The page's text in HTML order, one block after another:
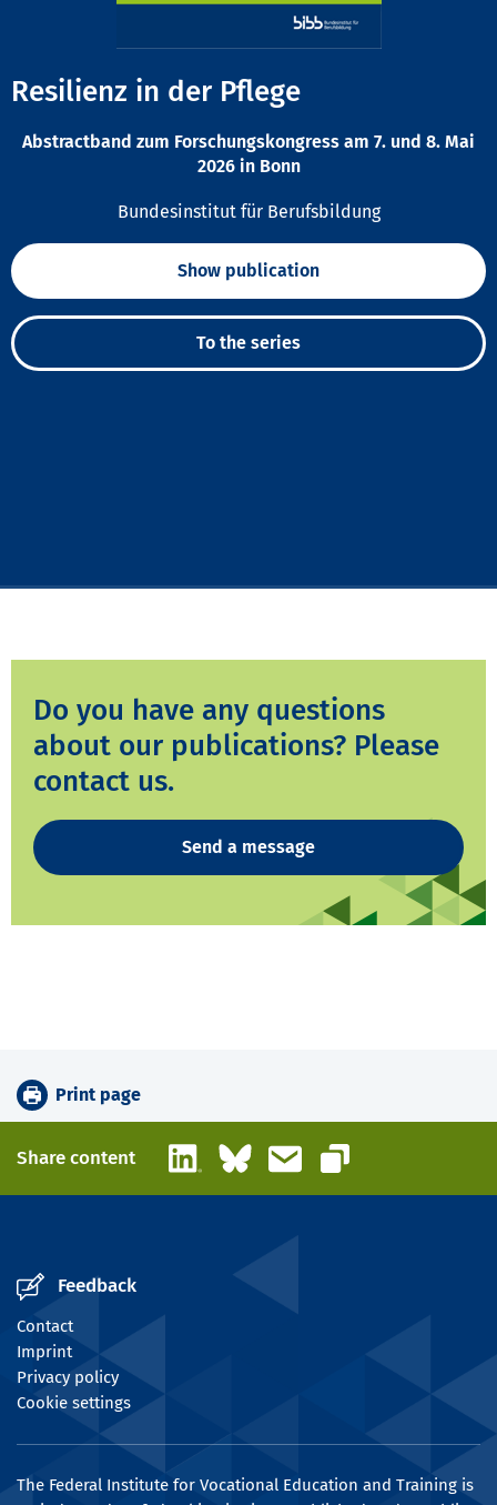
Resilienz in der Pflege
Abstractband zum Forschungskongress am 7. und 8. Mai
2026 in Bonn
Bundesinstitut für Berufsbildung
Show publication
To the series
Do you have any questions
about our publications? Please
contact us.
Send a message
Print page
Share content LinkedInBlueskyEmail
Copy link
Feedback
Contact
Imprint
Privacy policy
Cookie settings
The Federal Institute for Vocational Education and Training is